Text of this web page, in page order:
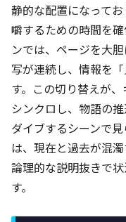
静的な配置になって
嚼するための時間を
ンでは、ページを大
写が連続し、情報を
す。この切り替えが
シンクロし、物語の
ダイブするシーンで
は、現在と過去が混
論理的な説明抜きで
す。